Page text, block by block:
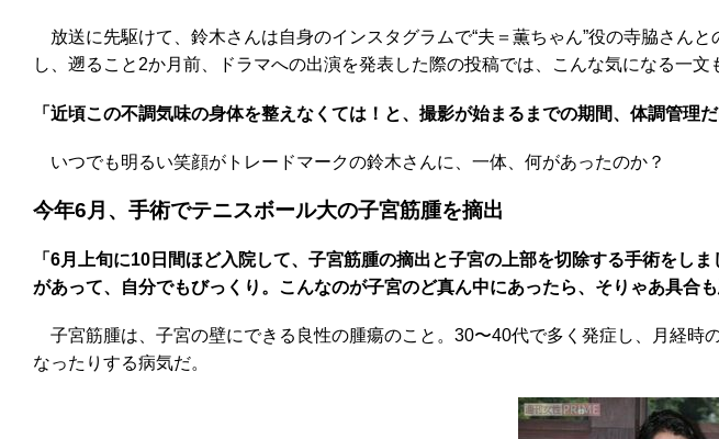
放送に先駆けて、鈴木さんは自身のインスタグラムで“夫＝薫ちゃん”役の寺脇さん
し、遡ること2か月前、ドラマへの出演を発表した際の投稿では、こんな気になる一
「近頃この不調気味の身体を整えなくては！と、撮影が始まるまでの期間、体調管理
いつでも明るい笑顔がトレードマークの鈴木さんに、一体、何があったのか？
今年6月、手術でテニスボール大の子宮筋腫を摘出
「6月上旬に10日間ほど入院して、子宮筋腫の摘出と子宮の上部を切除する手術をし
があって、自分でもびっくり。こんなのが子宮のど真ん中にあったら、そりゃあ具合
子宮筋腫は、子宮の壁にできる良性の腫瘍のこと。30〜40代で多く発症し、月経時
なったりする病気だ。